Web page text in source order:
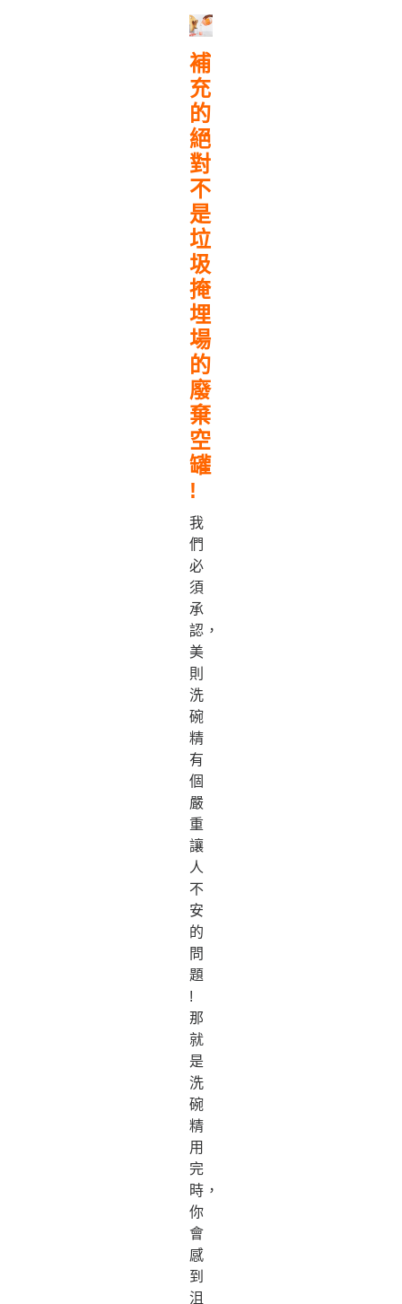
補
充
的
絕
對
不
是
垃
圾
掩
埋
場
的
廢
棄
空
罐
!
我
們
必
須
承
認，
美
則
洗
碗
精
有
個
嚴
重
讓
人
不
安
的
問
題
!
那
就
是
洗
碗
精
用
完
時，
你
會
感
到
沮